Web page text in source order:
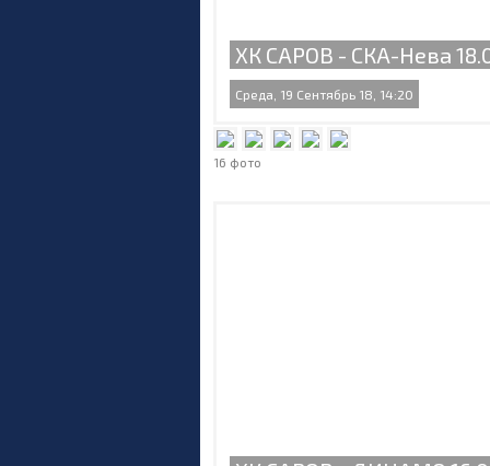
ХК САРОВ - СКА-Нева
Среда, 19 Сентябрь 18, 14:20
16 фото